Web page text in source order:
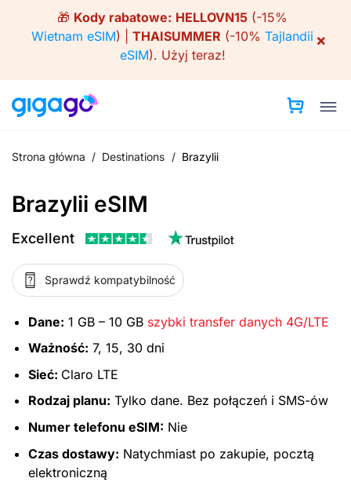
🎁 Kody rabatowe: HELLOVN15 (-15%
Wietnam eSIM) | THAISUMMER (-10% Tajlandii
eSIM). Użyj teraz!
×
Strona główna / Destinations / Brazylii
Brazylii eSIM
Excellent
Sprawdź kompatybilność
Dane: 1 GB – 10 GB szybki transfer danych 4G/LTE
Ważność: 7, 15, 30 dni
Sieć: Claro LTE
Rodzaj planu: Tylko dane. Bez połączeń i SMS-ów
Numer telefonu eSIM: Nie
Czas dostawy: Natychmiast po zakupie, pocztą
elektroniczną